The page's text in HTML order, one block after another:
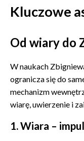
Kluczowe
Od wiary do
W naukach
ogranicza się do
mechanizm
wiarę, uwierzenie i
1. Wiara –